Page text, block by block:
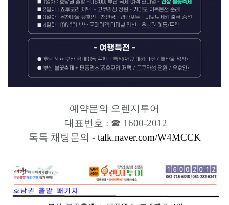
예약문의 오렌지투어
대표번호 : ☎ 1600-2012
톡톡 채팅문의 - talk.naver.com/W4MCCK